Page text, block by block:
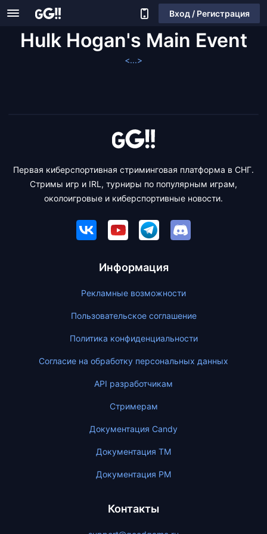
Вход / Регистрация
Hulk Hogan's Main Event
<...>
Первая киберспортивная стриминговая платформа в СНГ.
Стримы игр и IRL, турниры по популярным играм,
околоигровые и киберспортивные новости.
Информация
Рекламные возможности
Пользовательское соглашение
Политика конфиденциальности
Согласие на обработку персональных данных
API разработчикам
Стримерам
Документация Candy
Документация ТМ
Документация PM
Контакты